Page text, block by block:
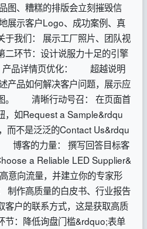
图、糟糕的排版会立刻摧毁信
示客户Logo、成功案例、真
我们： 展示工厂照片、团队视
环节：设计说服力十足的引擎
品详情页优化： 超越说明
产品如何解决客户问题，展示应
。 清晰行动号召： 在页面首
，如Request a Sample&rdqu
而不是泛泛的Contact Us&rdqu
客的力量： 撰写回答目标客
a Reliable LED Supplier&
意向流量，并建立你的专家形
作高质量的白皮书、行业报告
客户的联系方式，这是获取高质
：降低询盘门槛&rdquo;表单